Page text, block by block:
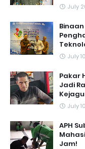
July
July
Pakar
Jadi
July
APH
Jam!